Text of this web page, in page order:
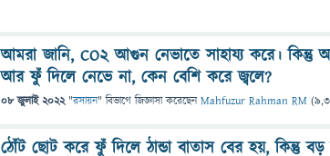
আমরা জানি, CO2 আগুন নেভাতে সাহায্য করে। কিন্তু
আর ফুঁ দিলে নেভে না, কেন বেশি করে জ্বলে?
08 জুলাই 2022 "রসায়ন" বিভাগে জিজ্ঞাসাকরেছেনMahfuzur Rahman RM (
ঠোঁট ছোট করে ফুঁ দিলে ঠান্ডা বাতাস বের হয়, কিন্তু